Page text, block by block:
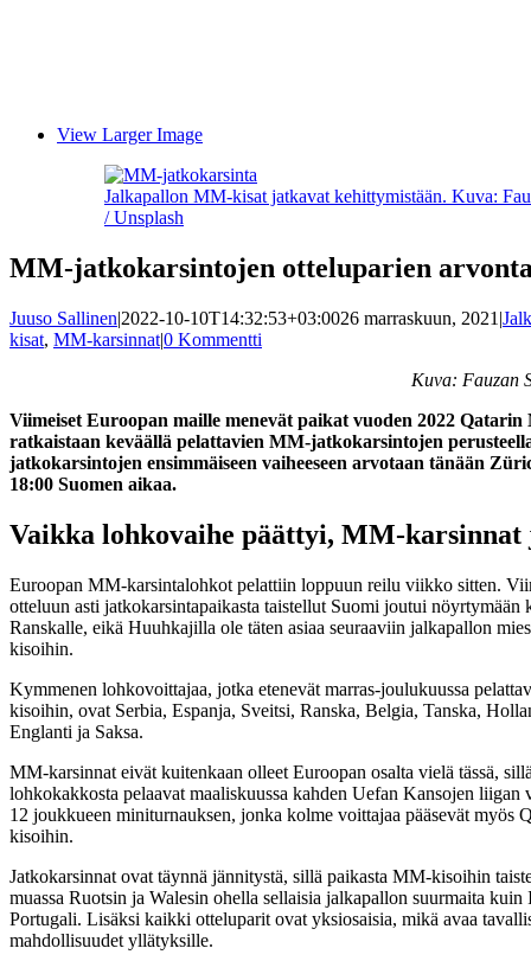
View Larger Image
Jalkapallon MM-kisat jatkavat kehittymistään. Kuva:
/ Unsplash
MM-jatkokarsintojen otteluparien
Juuso Sallinen|2022-10-10T14:32:53+03:0026 marraskuun, 2021 |
kisat, MM-karsinnat|0 Kommentti
Kuva: Fauzan
Viimeiset Euroopan maille menevät paikat vuoden 2022 Qatarin
ratkaistaan keväällä pelattavien MM-jatkokarsintojen
jatkokarsintojen ensimmäiseen vaiheeseen arvotaan tänään
18:00 Suomen aikaa.
Vaikka lohkovaihe päättyi, MM-
Euroopan MM-karsintalohkot pelattiin loppuun reilu viikko sitten.
otteluun asti jatkokarsintapaikasta taistellut Suomi joutui nöyrtymään
Ranskalle, eikä Huuhkajilla ole täten asiaa seuraaviin jalkapallon
kisoihin.
Kymmenen lohkovoittajaa, jotka etenevät marras-joulukuussa
kisoihin, ovat Serbia, Espanja, Sveitsi, Ranska, Belgia, Tanska,
Englanti ja Saksa.
MM-karsinnat eivät kuitenkaan olleet Euroopan osalta vielä tässä,
lohkokakkosta pelaavat maaliskuussa kahden Uefan Kansojen liigan
12 joukkueen miniturnauksen, jonka kolme voittajaa pääsevät myös
kisoihin.
Jatkokarsinnat ovat täynnä jännitystä, sillä paikasta MM-kisoihin
muassa Ruotsin ja Walesin ohella sellaisia jalkapallon suurmaita kuin
Portugali. Lisäksi kaikki otteluparit ovat yksiosaisia, mikä avaa
mahdollisuudet yllätyksille.